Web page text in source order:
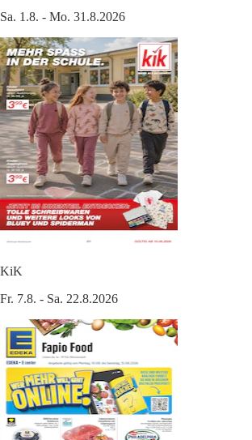
Sa. 1.8. - Mo. 31.8.2026
KiK
Fr. 7.8. - Sa. 22.8.2026